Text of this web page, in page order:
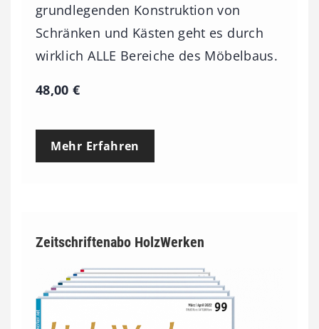
grundlegenden Konstruktion von
Schränken und Kästen geht es durch
wirklich ALLE Bereiche des Möbelbaus.
48,00€
Mehr Erfahren
Zeitschriftenabo HolzWerken